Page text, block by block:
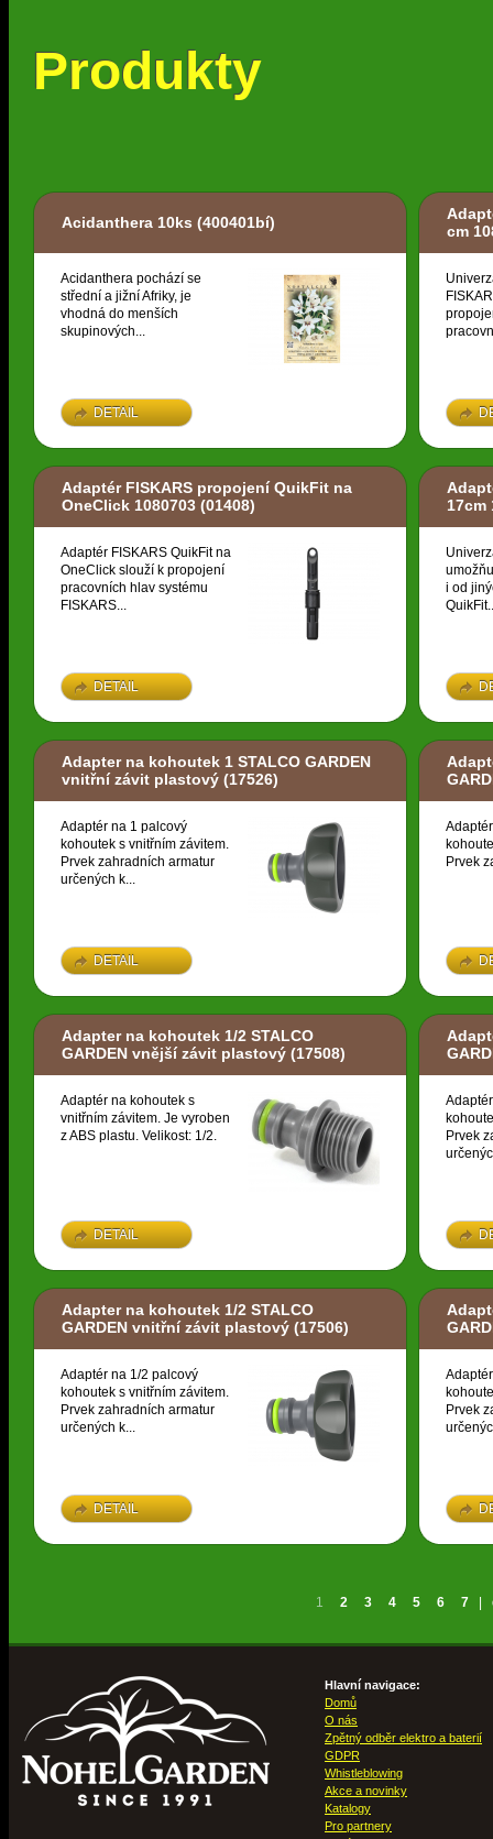
Produkty
Acidanthera 10ks (400401bí)
Acidanthera pochází se
střední a jižní Afriky, je
vhodná do menších
skupinových...
DETAIL
cm
Adaptér FISKARS propojení QuikFit na
OneClick 1080703 (01408)
Adaptér FISKARS QuikFit na
OneClick slouží k propojení
pracovních hlav systému
FISKARS...
DETAIL
17cm
i od
Adapter na kohoutek 1 STALCO GARDEN
vnitřní závit plastový (17526)
Adaptér na 1 palcový
kohoutek s vnitřním závitem.
Prvek zahradních armatur
určených k...
DETAIL
Prvek
Adapter na kohoutek 1/2 STALCO
GARDEN vnější závit plastový (17508)
Adaptér na kohoutek s
vnitřním závitem. Je vyroben
z ABS plastu. Velikost: 1/2.
DETAIL
Prvek
Adapter na kohoutek 1/2 STALCO
GARDEN vnitřní závit plastový (17506)
Adaptér na 1/2 palcový
kohoutek s vnitřním závitem.
Prvek zahradních armatur
určených k...
DETAIL
Prvek
1 2 3 4 5 6 7
Hlavní navigace:
Domů
O nás
Zpětný odběr elektro a baterií
GDPR
Whistleblowing
Akce a novinky
Katalogy
Pro partnery